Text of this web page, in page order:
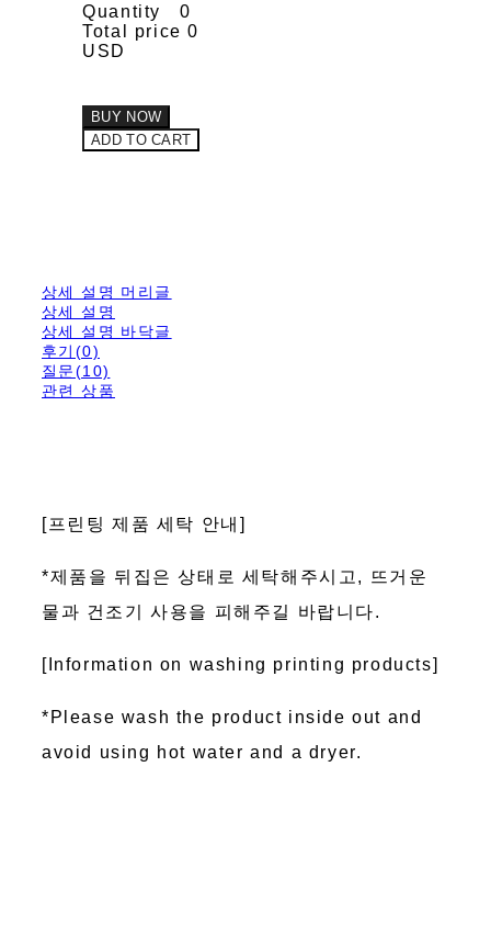
Quantity
0
Total price 0
USD
BUY NOW
ADD TO CART
상세 설명 머리글
상세 설명
상세 설명 바닥글
후기(0)
질문(10)
관련 상품
[프린팅 제품 세탁 안내]
*제품을 뒤집은 상태로 세탁해주시고, 뜨거운
물과 건조기 사용을 피해주길 바랍니다.
[Information on washing printing products]
*Please wash the product inside out and
avoid using hot water and a dryer.